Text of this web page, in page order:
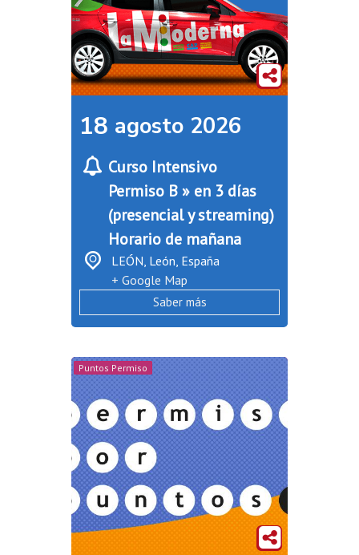
18 agosto 2026
Curso Intensivo
Permiso B » en 3 días
(presencial y streaming)
Horario de mañana
LEÓN, León España
+ Google Map
Saber más
Puntos Permiso